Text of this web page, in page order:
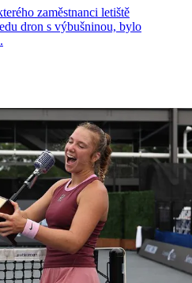
zaměstnanci letiště
dron s výbušninou, bylo